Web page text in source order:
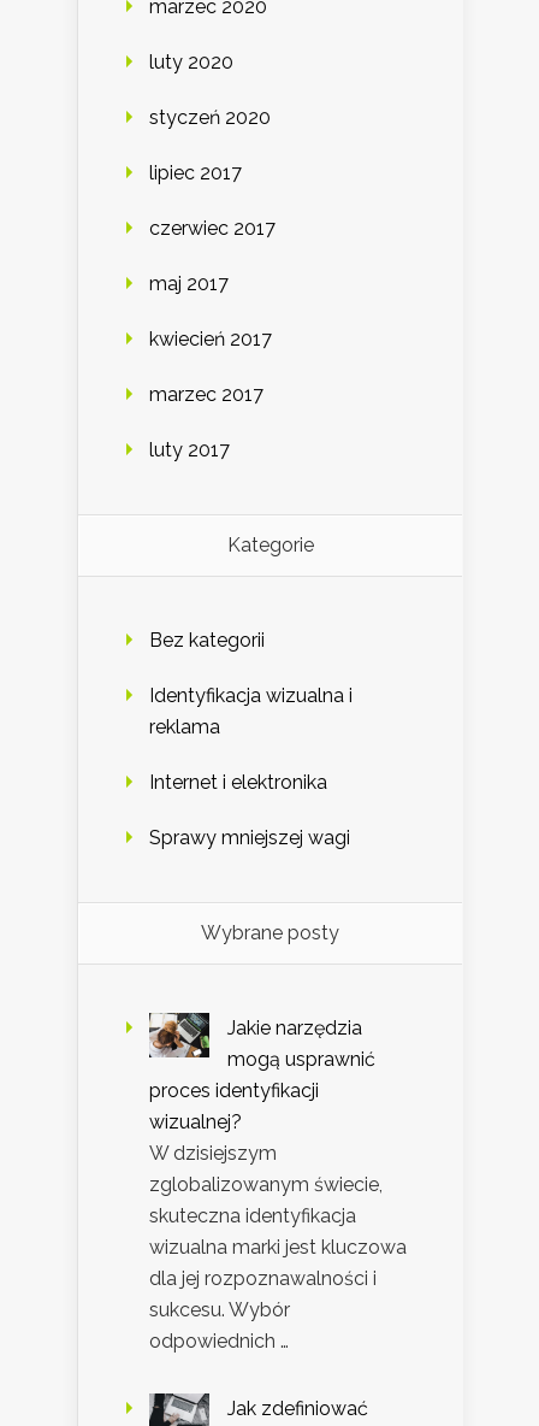
marzec 2020
luty 2020
styczeń 2020
lipiec 2017
czerwiec 2017
maj 2017
kwiecień 2017
marzec 2017
luty 2017
Kategorie
Bez kategorii
Identyfikacja wizualna i
reklama
Internet i elektronika
Sprawy mniejszej wagi
Wybrane posty
Jakie narzędzia
mogą usprawnić
proces identyfikacji
wizualnej?
W dzisiejszym
zglobalizowanym świecie,
skuteczna identyfikacja
wizualna marki jest kluczowa
dla jej rozpoznawalności i
sukcesu. Wybór
odpowiednich …
Jak zdefiniować